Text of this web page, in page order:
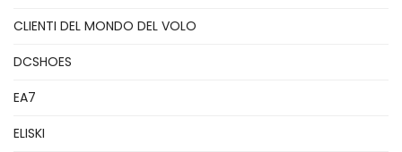
CLIENTI DEL MONDO DEL VOLO
DCSHOES
EA7
ELISKI